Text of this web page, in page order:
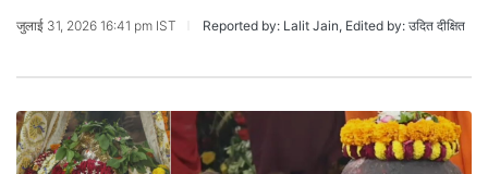
जुलाई 31, 2026 16:41 pm IST Reported by: Lalit Jain, Edited by: उदित दीक्षित